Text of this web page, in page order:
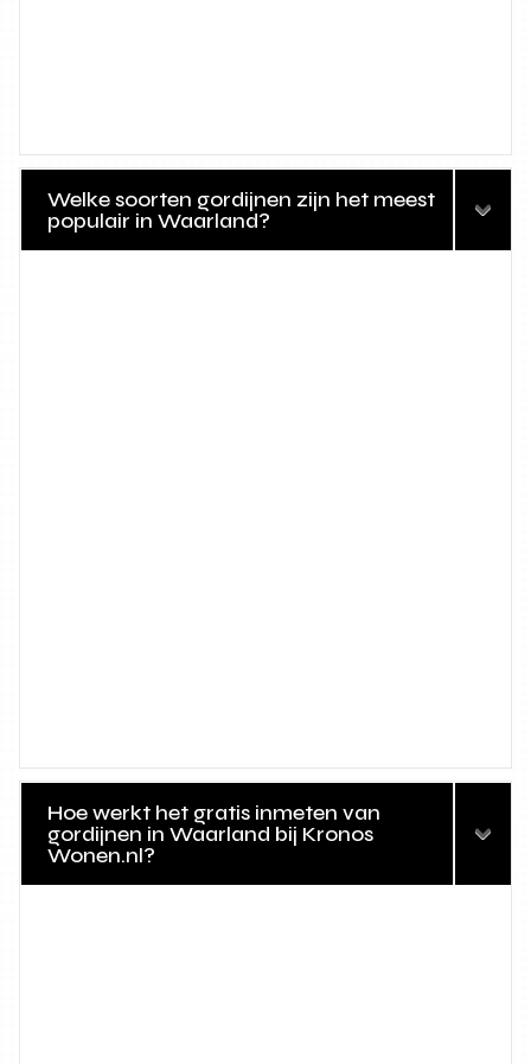
Welke soorten gordijnen zijn het meest
populair in Waarland?
Hoe werkt het gratis inmeten van
gordijnen in Waarland bij Kronos
Wonen.nl?